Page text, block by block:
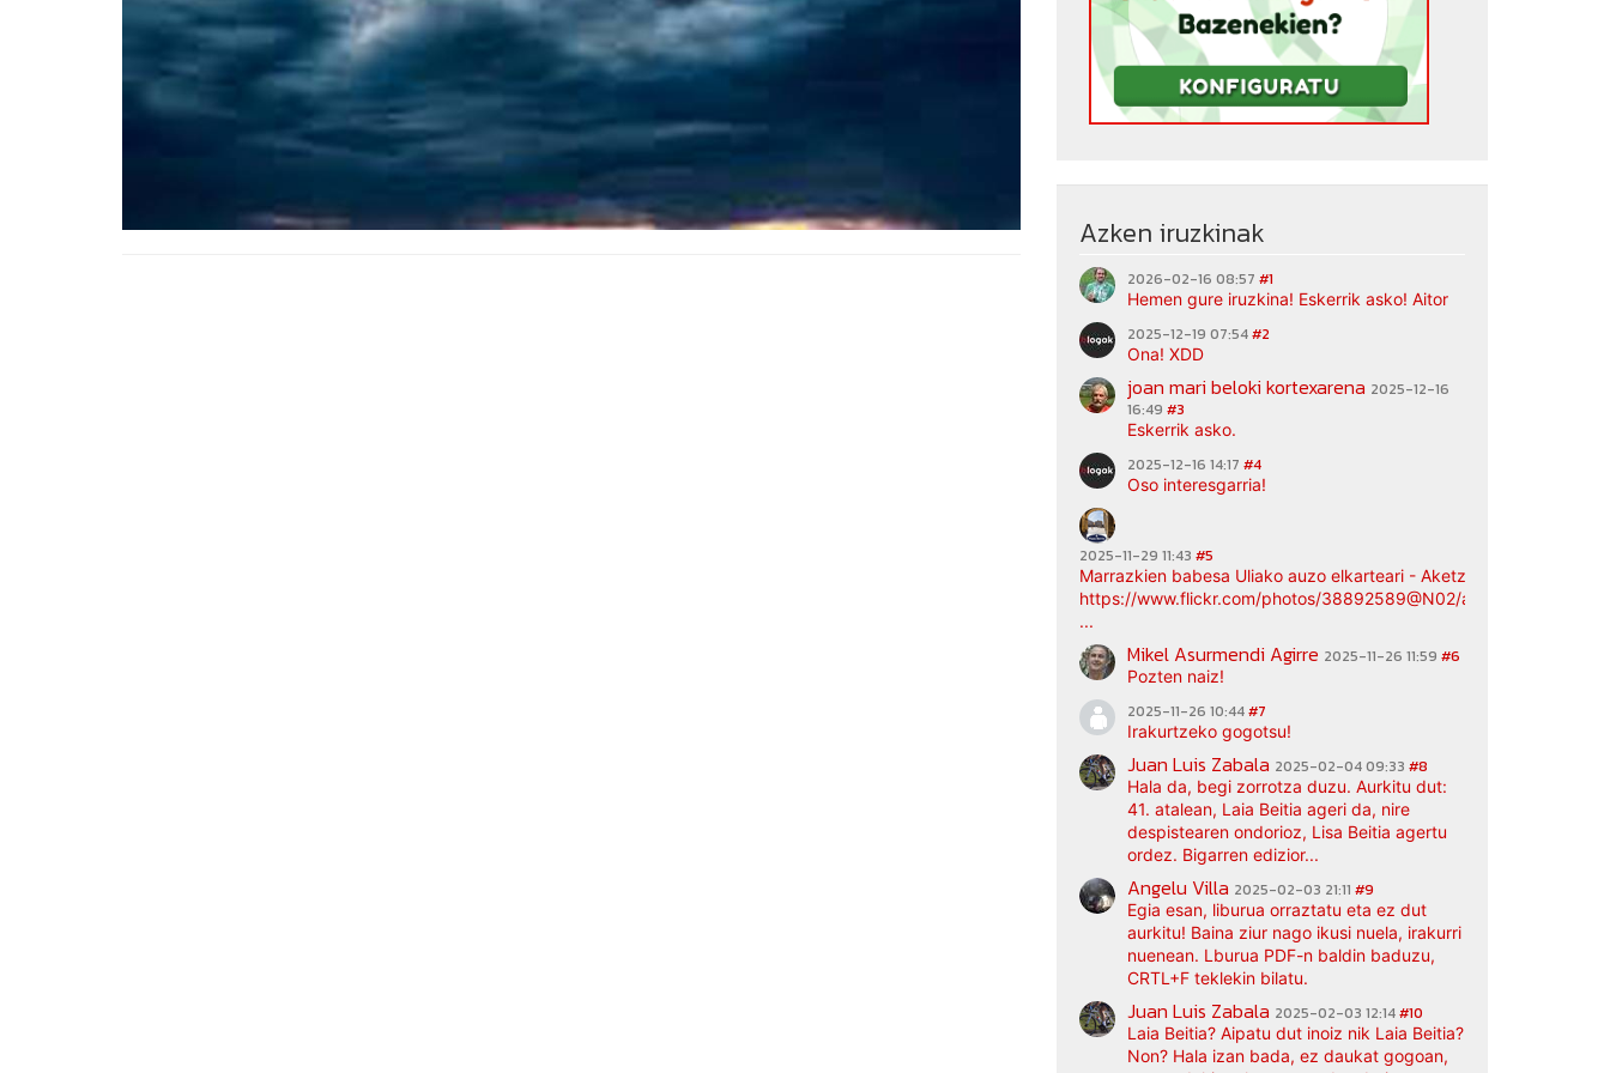
Azken iruzkinak
2026-02-16 08:57 #1
Hemen gure iruzkina! Eskerrik asko! Aitor
2025-12-19 07:54#2
Ona! XDD
joan mari beloki kortexarena 2025-12-16
16:49 #3
Eskerrik asko.
2025-12-16 14:17 #4
Oso interesgarria!
2025-11-29 11:43 #5
Marrazkien babesa Uliako auzo elkarteari - Aketz etxea (argazki
https://www.flickr.com/photos/38892589@N02/albums/
...
Mikel Asurmendi Agirre 2025-11-26 11:59 #6
Pozten naiz!
2025-11-26 10:44#7
Irakurtzeko gogotsu!
Juan Luis Zabala 2025-02-04 09:33 #8
Hala da, begi zorrotza duzu. Aurkitu dut:
41. atalean, Laia Beitia ageri da, nire
despistearen ondorioz, Lisa Beitia agertu
ordez. Bigarren edizior...
Angelu Villa 2025-02-03 21:11 #9
Egia esan, liburua orraztatu eta ez dut
aurkitu! Baina ziur nago ikusi nuela, irakurri
nuenean. Lburua PDF-n baldin baduzu,
CRTL+F teklekin bilatu.
Juan Luis Zabala 2025-02-03 12:14#10
Laia Beitia? Aipatu dut inoiz nik Laia Beitia?
Non? Hala izan bada, ez daukat gogoan,